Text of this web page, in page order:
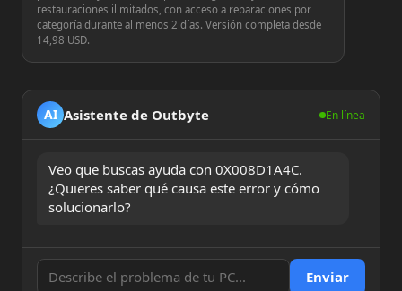
restauraciones ilimitados, con acceso a reparaciones por
categoría durante al menos 2 días. Versión completa desde
14,98 USD.
AI Asistente de Outbyte En línea
Veo que buscas ayuda con 0X008D1A4C.
¿Quieres saber qué causa este error y cómo
solucionarlo?
Enviar